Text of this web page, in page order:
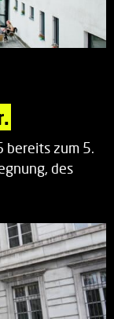
bereits zum 5.
des